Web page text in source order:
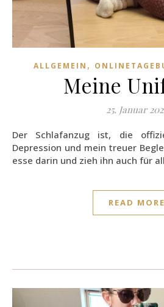
ALLGEMEIN ,
Meine
25. Januar
Der Schlafanzug ist, die offizielle Uniform meiner
Depression und mein treuer
esse darin und zieh ihn auch für
READ MORE